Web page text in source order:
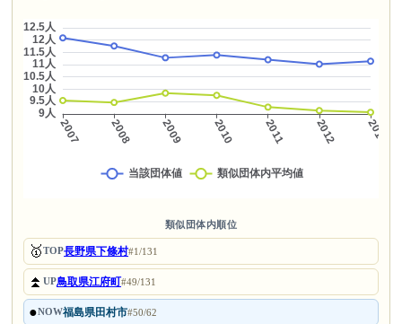
類似団体内順位
🥇TOP長野県下條村#1/131
⏫UP鳥取県江府町#49/131
●NOW福島県田村市#50/62